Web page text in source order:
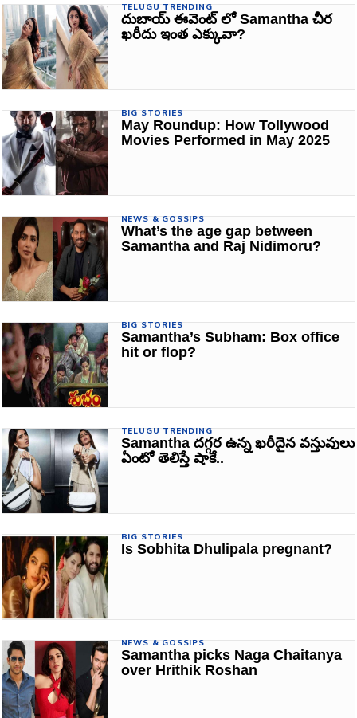
TELUGU TRENDING
దుబాయ్ ఈవెంట్ లో Samantha చీర
ఖరీదు ఇంత ఎక్కువా?
BIG STORIES
May Roundup: How Tollywood
Movies Performed in May 2025
NEWS & GOSSIPS
What’s the age gap between
Samantha and Raj Nidimoru?
BIG STORIES
Samantha’s Subham: Box office
hit or flop?
TELUGU TRENDING
Samantha దగ్గర ఉన్న ఖరీదైన వస్తువులు
ఏంటో తెలిస్తే షాకే..
BIG STORIES
Is Sobhita Dhulipala pregnant?
NEWS & GOSSIPS
Samantha picks Naga Chaitanya
over Hrithik Roshan